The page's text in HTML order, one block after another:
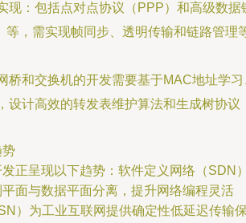
现：包括点对点协议（PPP）和高级数据
等，需实现帧同步、透明传输和链路管理
桥和交换机的开发需要基于MAC地址学习
设计高效的转发表维护算法和生成树协议
势
正呈现以下趋势：软件定义网络（SDN
面与数据平面分离，提升网络编程灵活
）为工业互联网提供确定性低延迟传输